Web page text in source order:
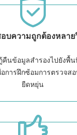
บความถูกต้องหลาย
คืนข้อมูลสำรองไปยังพื้
การฝึกซ้อมการตรวจส
ยืดหยุ่น